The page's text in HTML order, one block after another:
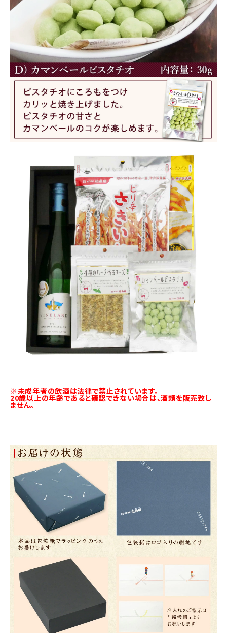
※未成年者の飲酒は法律で禁止されています。
20歳以上の年齢であると確認できない場合は、酒類を販売致し
ません。